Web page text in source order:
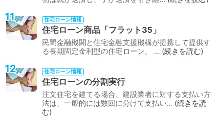
11 住宅ローン情報
住宅ローン商品「フラット35」
民間金融機関と住宅金融支援機構が提携して提供す
る長期固定金利型の住宅ローン。 … 続きを読む
12 住宅ローン情報
住宅ローンの分割実行
注文住宅を建てる場合、建設業者に対する支払い方
法は、一般的には数回に分けて支払い… 続きを読
む